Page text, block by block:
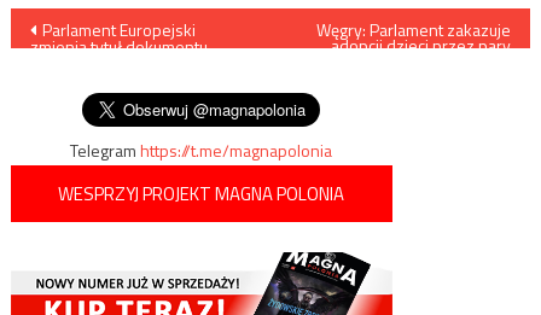
Nawigacja
Parlament Europejski
zmienia tytuł dokumentu
Węgry: Parlament zakazuje
adopcji dzieci przez pary
Telegramhttps://t.me/magnapolonia
WESPRZYJ PROJEKT MAGNA POLONIA